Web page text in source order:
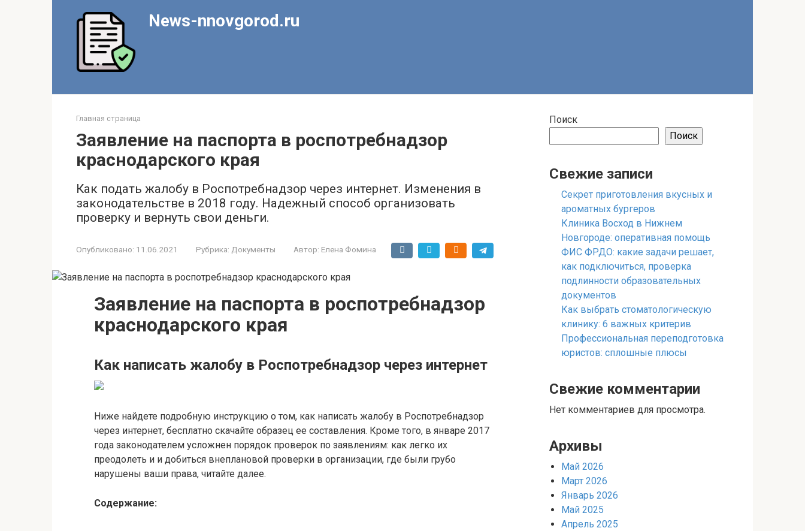
News-nnovgorod.ru
Главная страница
Заявление на паспорта в роспотребнадзор
краснодарского края
Как подать жалобу в Роспотребнадзор через интернет. Изменения в
законодательстве в 2018 году. Надежный способ организовать
проверку и вернуть свои деньги.
Опубликовано: 11.06.2021 Рубрика: Документы Автор: Елена Фомина
Заявление на паспорта в роспотребнадзор
краснодарского края
Как написать жалобу в Роспотребнадзор через интернет
Ниже найдете подробную инструкцию о том, как написать жалобу в Роспотребнадзор
через интернет, бесплатно скачайте образец ее составления. Кроме того, в январе 2017
года законодателем усложнен порядок проверок по заявлениям: как легко их
преодолеть и и добиться внеплановой проверки в организации, где были грубо
нарушены ваши права, читайте далее.
Содержание:
Поиск
Поиск
Свежие записи
Секрет приготовления вкусных и
ароматных бургеров
Клиника Восход в Нижнем
Новгороде: оперативная помощь
ФИС ФРДО: какие задачи решает,
как подключиться, проверка
подлинности образовательных
документов
Как выбрать стоматологическую
клинику: 6 важных критерив
Профессиональная переподготовка
юристов: сплошные плюсы
Свежие комментарии
Нет комментариев для просмотра.
Архивы
Май 2026
Март 2026
Январь 2026
Май 2025
Апрель 2025